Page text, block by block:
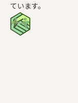
ています。